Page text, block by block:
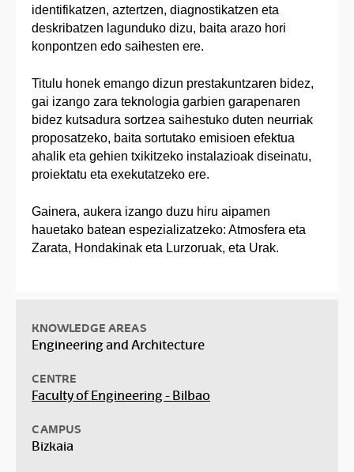
identifikatzen, aztertzen, diagnostikatzen eta
deskribatzen lagunduko dizu, baita arazo hori
konpontzen edo saihesten ere.
Titulu honek emango dizun prestakuntzaren bidez,
gai izango zara teknologia garbien garapenaren
bidez kutsadura sortzea saihestuko duten neurriak
proposatzeko, baita sortutako emisioen efektua
ahalik eta gehien txikitzeko instalazioak diseinatu,
proiektatu eta exekutatzeko ere.
Gainera, aukera izango duzu hiru aipamen
hauetako batean espezializatzeko: Atmosfera eta
Zarata, Hondakinak eta Lurzoruak, eta Urak.
KNOWLEDGE AREAS
Engineering and Architecture
CENTRE
Faculty of Engineering - Bilbao
CAMPUS
Bizkaia